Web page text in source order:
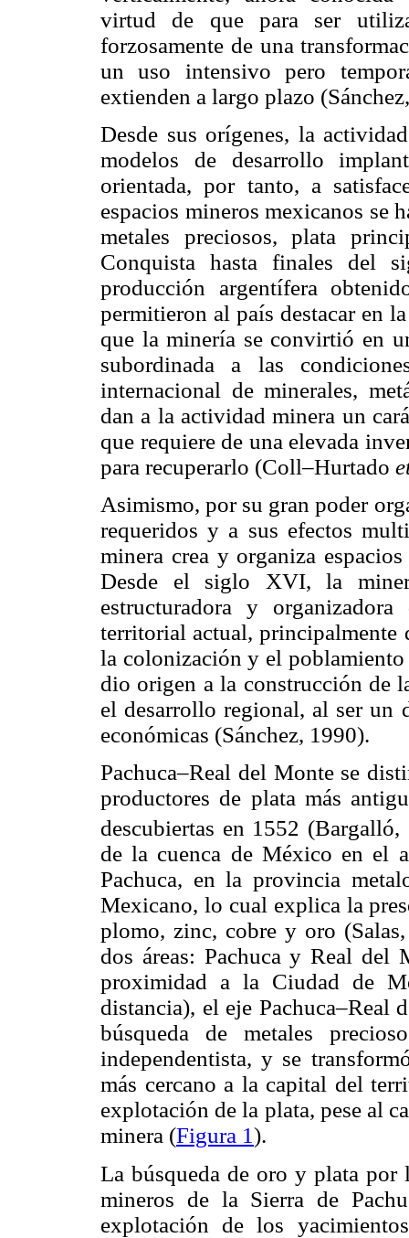
virtud de que para ser
forzosamente de una
un uso intensivo pero
extienden a largo plazo
Desde sus orígenes, la
modelos de desarrollo
orientada, por tanto, a
espacios mineros mexicanos se
metales preciosos, plata
Conquista hasta finales del
producción argentífera
permitieron al país destacar en
que la minería se convirtió en
subordinada a las
internacional de minerales,
dan a la actividad minera un
que requiere de una elevada
para recuperarlo (Coll–Hurtado
Asimismo, por su gran poder
requeridos y a sus efectos
minera crea y organiza
Desde el siglo XVI, la
estructuradora y
territorial actual, principalmente
la colonización y el
dio origen a la construcción de
el desarrollo regional, al ser un
económicas (Sánchez, 1990).
Pachuca–Real del Monte se
productores de plata más
descubiertas en 1552 (Bargalló,
de la cuenca de México en el
Pachuca, en la provincia
Mexicano, lo cual explica la
plomo, zinc, cobre y oro
dos áreas: Pachuca y Real del
proximidad a la Ciudad de
distancia), el eje Pachuca–Real
búsqueda de metales
independentista, y se
más cercano a la capital del
explotación de la plata, pese al
minera (Figura 1).
La búsqueda de oro y plata por
mineros de la Sierra de
explotación de los